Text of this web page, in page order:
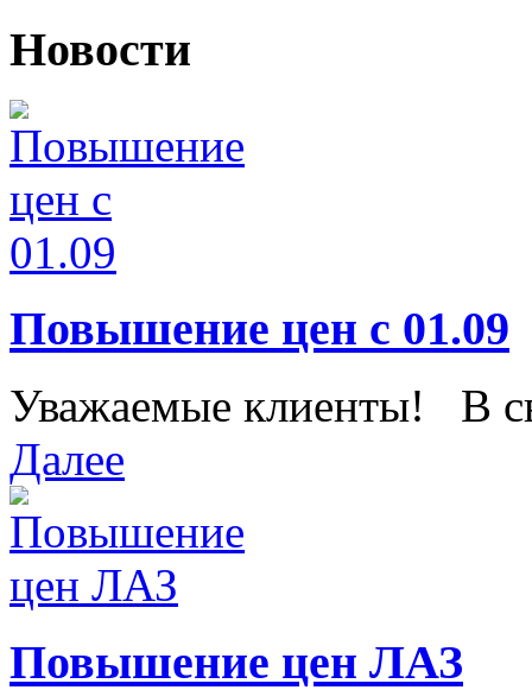
Новости
Повышение цен с 01.09
Уважаемые клиенты! В
Далее
Повышение цен ЛАЗ